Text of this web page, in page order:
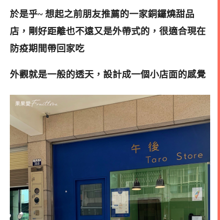
於是乎~ 想起之前朋友推薦的一家銅鑼燒甜品
店，剛好距離也不遠又是外帶式的，很適合現在
防疫期間帶回家吃
外觀就是一般的透天，設計成一個小店面的感覺